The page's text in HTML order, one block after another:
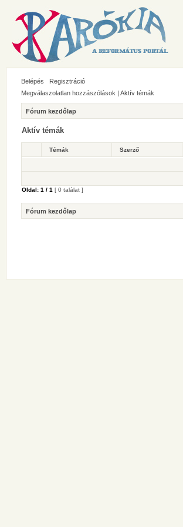
Belépés Regisztráció
Megválaszolatlan hozzászólások | Aktív témák
Fórum kezdőlap
Aktív témák
Témák Szerző
Oldal: 1 / 1 [ 0 találat ]
Fórum kezdőlap